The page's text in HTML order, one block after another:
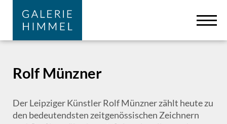
Rolf Münzner
Der Leipziger Künstler Rolf Münzner zählt heute zu
den bedeutendsten zeitgenössischen Zeichnern